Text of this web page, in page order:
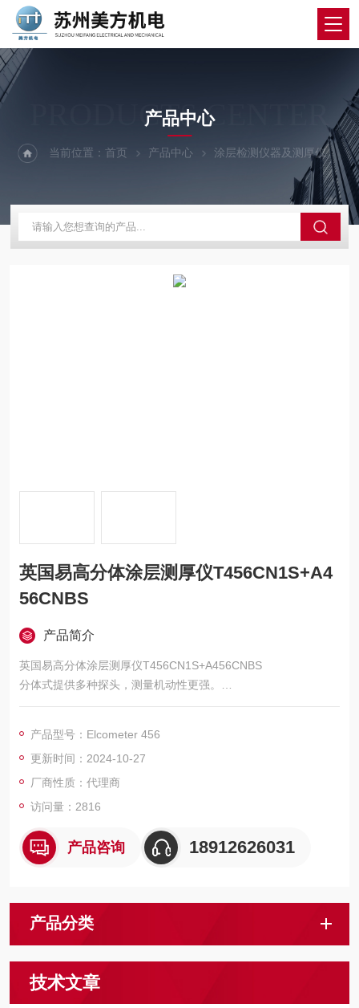
PRODUCTS CENTER
产品中心
当前位置：首页 产品中心 涂层检测仪器及测厚仪
英国易高分体涂层测厚仪T456CN1S+A4
56CNBS
产品简介
英国易高分体涂层测厚仪T456CN1S+A456CNBS
分体式提供多种探头，测量机动性更强。
所有探头可互相更换，铁基仪器可接受任何铁基探头，非铁基仪
基探头及两用探头。
产品型号：Elcometer 456
更新时间：2024-10-27
厂商性质：代理商
访问量：2816
产品咨询 18912626031
产品分类
技术文章